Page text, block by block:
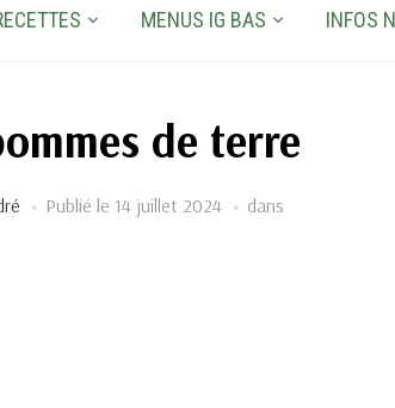
MENUS IG BAS INFOS
de terre
Publié le 14 juillet 2024 dans